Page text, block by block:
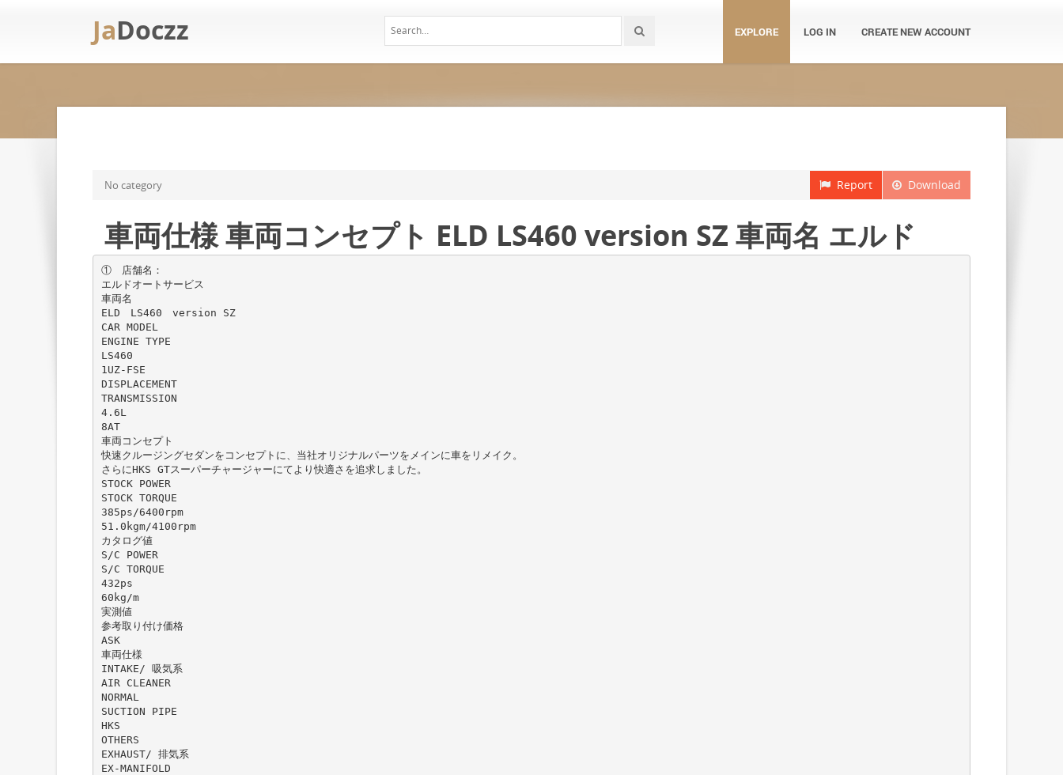
JaDoczz EXPLORE LOG IN CREATE NEW ACCOUNT
Download
Report
No category
車両仕様 車両コンセプト ELD LS460 version SZ 車両名 エルド
① 店舗名：
エルドオートサービス
車両名
ELD LS460 version SZ
CAR MODEL
ENGINE TYPE
LS460
1UZ-FSE
DISPLACEMENT
TRANSMISSION
4.6L
8AT
車両コンセプト
快速クルージングセダンをコンセプトに、当社オリジナルパーツをメインに車をリメイク。
さらにHKS GTスーパーチャージャーにてより快適さを追求しました。
STOCK POWER
STOCK TORQUE
385ps/6400rpm
51.0kgm/4100rpm
カタログ値
S/C POWER
S/C TORQUE
432ps
60kg/m
実測値
参考取り付け価格
ASK
車両仕様
INTAKE/ 吸気系
AIR CLEANER
NORMAL
SUCTION PIPE
HKS
OTHERS
EXHAUST/ 排気系
EX-MANIFOLD